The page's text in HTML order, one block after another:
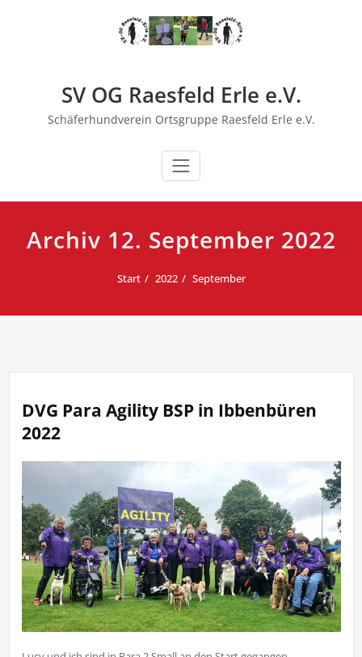
SV OG Raesfeld Erle e.V.
Schäferhundverein Ortsgruppe Raesfeld Erle e.V.
Archiv 12. September 2022
Start 2022 September
DVG Para Agility BSP in Ibbenbüren
2022